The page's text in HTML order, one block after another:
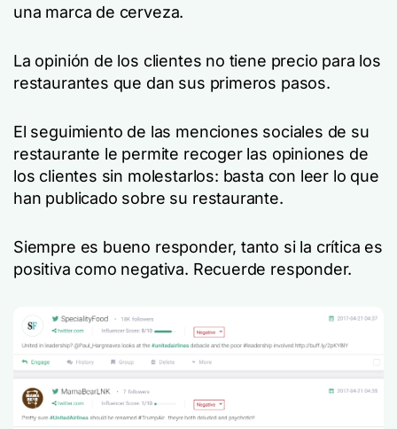
una marca de cerveza.
La opinión de los clientes no tiene precio para los
restaurantes que dan sus primeros pasos.
El seguimiento de las menciones sociales de su
restaurante le permite recoger las opiniones de
los clientes sin molestarlos: basta con leer lo que
han publicado sobre su restaurante.
Siempre es bueno responder, tanto si la crítica es
positiva como negativa. Recuerde responder.